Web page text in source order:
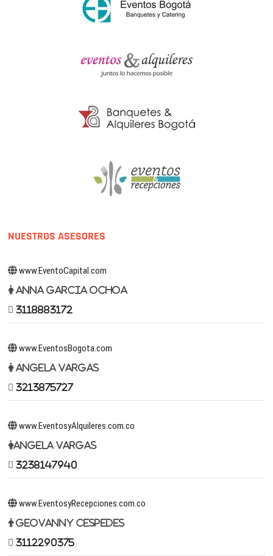
NUESTROS ASESORES
www.EventoCapital.com
Anna Garcia Ochoa
3118883172
www.EventosBogota.com
Angela Vargas
3213875727
www.EventosyAlquileres.com.co
Angela Vargas
3238147940
www.EventosyRecepciones.com.co
Geovanny Cespedes
3112290375